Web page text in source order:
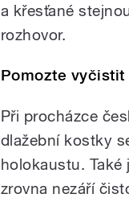
a křesťané
rozhovor.
Pomozte
Při procházce
dlažební kostky
holokaustu.
zrovna nezáří